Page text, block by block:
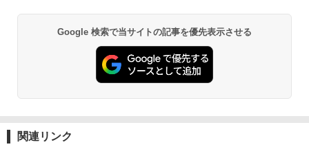
Google 検索で当サイトの記事を優先表示させる
関連リンク